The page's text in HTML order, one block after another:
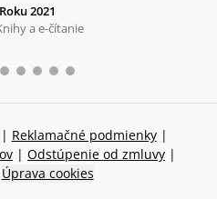
2021
a e-čítanie
| Reklamačné podmienky |
| Odstúpenie od zmluvy |
Úprava cookies